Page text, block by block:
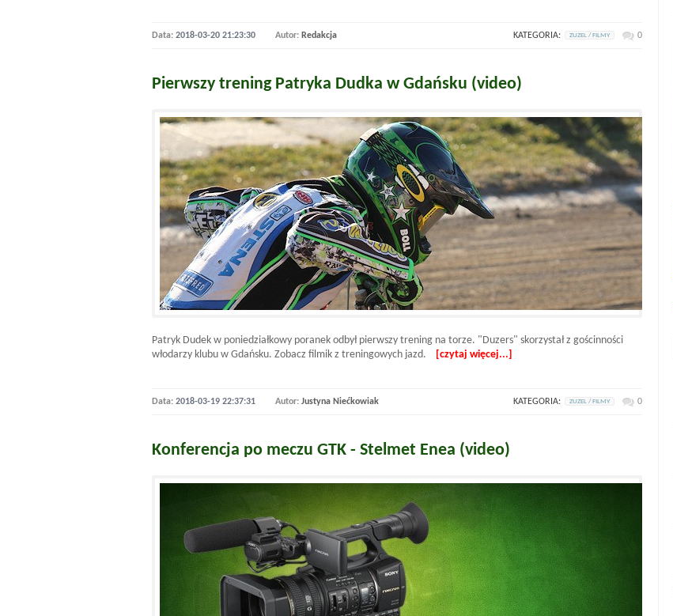
Data: 2018-03-20 21:23:30 Autor: Redakcja KATEGORIA: ZUZEL / FILMY 0
Pierwszy trening Patryka Dudka w Gdańsku (video)
Patryk Dudek w poniedziałkowy poranek odbył pierwszy trening na torze. "Duzers" skorzystał z gościnności
włodarzy klubu w Gdańsku. Zobacz filmik z treningowych jazd.
[czytaj więcej...]
Data: 2018-03-19 22:37:31 Autor: Justyna Niećkowiak KATEGORIA: ZUZEL / FILMY 0
Konferencja po meczu GTK - Stelmet Enea (video)